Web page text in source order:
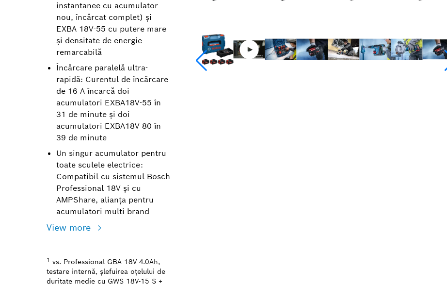
instantanee cu acumulator
nou, încărcat complet) și
EXBA 18V-55 cu putere mare
și densitate de energie
remarcabilă
Încărcare paralelă ultra-
rapidă: Curentul de încărcare
de 16 A încarcă doi
acumulatori EXBA18V-55 în
31 de minute şi doi
acumulatori EXBA18V-80 în
39 de minute
Un singur acumulator pentru
toate sculele electrice:
Compatibil cu sistemul Bosch
Professional 18V şi cu
AMPShare, alianţa pentru
acumulatori multi brand
View more
1 vs. Professional GBA 18V 4.0Ah,
testare internă, şlefuirea oţelului de
duritate medie cu GWS 18V-15 S +